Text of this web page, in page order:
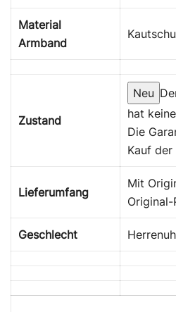
Material
Armband
Zustand
Neu
hat
Die
Kauf der
Lieferumfang
Mit
Original-
Geschlecht